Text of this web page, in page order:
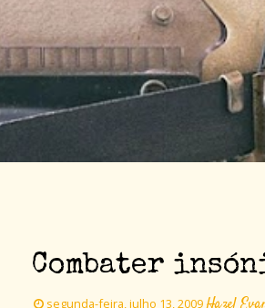
Combater
segunda-feira, julho 13, 2009